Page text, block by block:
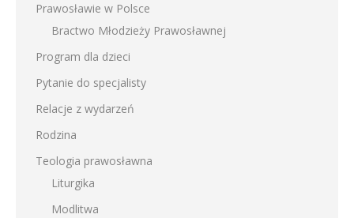
Prawosławie w Polsce
Bractwo Młodzieży Prawosławnej
Program dla dzieci
Pytanie do specjalisty
Relacje z wydarzeń
Rodzina
Teologia prawosławna
Liturgika
Modlitwa